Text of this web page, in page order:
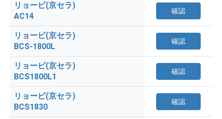
リョービ(京セラ)
AC14
確認
リョービ(京セラ)
BCS-1800L
確認
リョービ(京セラ)
BCS1800L1
確認
リョービ(京セラ)
BCS1830
確認